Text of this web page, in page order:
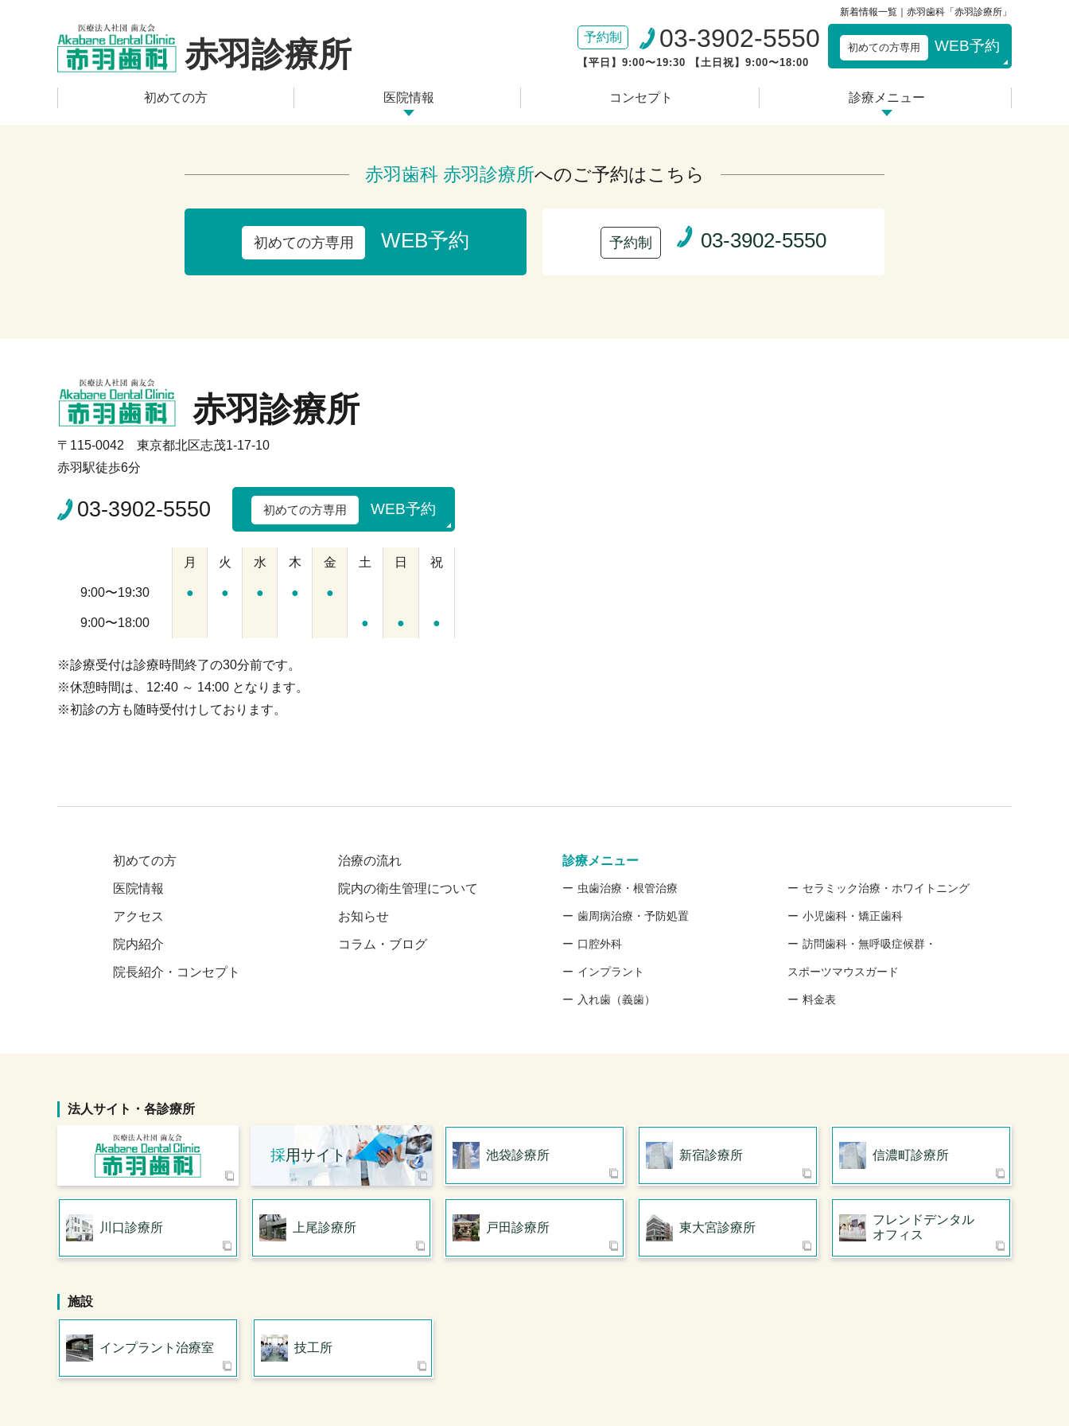
赤羽診療所
新着情報一覧｜赤羽歯科「赤羽診療所」
予約制 03-3902-5550
【平日】9:00〜19:30 【土日祝】9:00〜18:00
初めての方専用 WEB予約
初めての方 医院情報 コンセプト 診療メニュー
赤羽歯科 赤羽診療所へのご予約はこちら
初めての方専用 WEB予約 予約制 03-3902-5550
赤羽診療所
〒115-0042 東京都北区志茂1-17-10
赤羽駅徒歩6分
03-3902-5550 初めての方専用 WEB予約
月 火 水 木 金 土 日 祝
9:00〜19:30 ● ● ● ● ●
9:00〜18:00 ● ● ●
※診療受付は診療時間終了の30分前です。
※休憩時間は、12:40 ～ 14:00 となります。
※初診の方も随時受付けしております。
初めての方
医院情報
アクセス
院内紹介
院長紹介・コンセプト
治療の流れ
院内の衛生管理について
お知らせ
コラム・ブログ
診療メニュー
虫歯治療・根管治療
歯周病治療・予防処置
口腔外科
インプラント
入れ歯（義歯）
セラミック治療・ホワイトニング
小児歯科・矯正歯科
訪問歯科・無呼吸症候群・
スポーツマウスガード
料金表
法人サイト・各診療所
採用サイト 池袋診療所 新宿診療所 信濃町診療所
川口診療所 上尾診療所 戸田診療所 東大宮診療所
フレンドデンタル
オフィス
施設
インプラント治療室 技工所